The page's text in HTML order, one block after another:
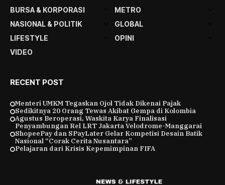
BURSA & KORPORASI
METRO
NASIONAL & POLITIK
GLOBAL
LIFESTYLE
OPINI
VIDEO
RECENT POST
Menteri UMKM Tegaskan Ojol Tidak Dikenai Pajak
Sedikitnya 20 Orang Tewas Akibat Gempa di Kolombia
Agustus Beroperasi, Waskita Karya Finalisasi
Penyambungan Rel LRT Jakarta Velodrome-Manggarai
ShopeePay dan SPayLater Gelar Kompetisi Desain Batik
Nasional “Corak Cerita Nusantara”
Pelajaran dari Krisis Kepemimpinan FIFA